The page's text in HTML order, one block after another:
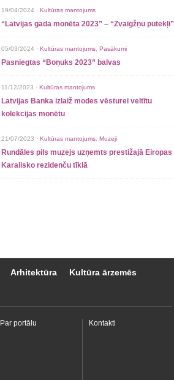
19/04/2024 · Kultūras mantojums
“Latvijas gada monēta 2023” – “Zvaigžņu putekļi”
05/03/2024 · Kultūras mantojums Pasākumi
Pasniegtas “Boņuks 2023” balvas
11/12/2023 · Kultūras mantojums
Latvijas Banka izlaiž modes vēsturei veltītu
kolekcijas monētu
21/07/2023 · Kultūras mantojums Muzeji
Rundāles pils muzejs uzņemts prestižajā Eiropas
Karalisko rezidenču tīklā
Arhitektūra Kultūra ārzemēs
Par portālu Kontakti